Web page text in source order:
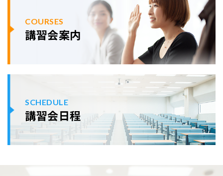
COURSES
講習会案内
SCHEDULE
講習会日程